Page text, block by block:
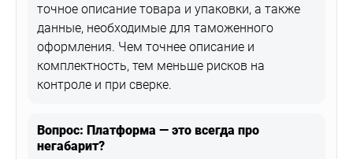
точное описание товара и упаковки, а также
данные, необходимые для таможенного
оформления. Чем точнее описание и
комплектность, тем меньше рисков на
контроле и при сверке.
Вопрос: Платформа — это всегда про
негабарит?